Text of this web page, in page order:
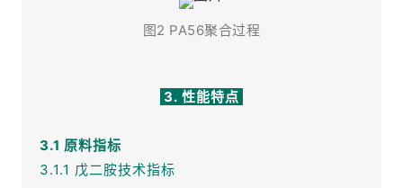
图2 PA56聚合过程
3. 性能特点
3.1 原料指标
3.1.1 戊二胺技术指标